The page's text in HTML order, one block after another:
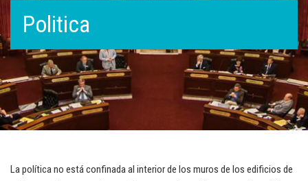
Politica
La política no está confinada al interior de los muros de los edificios de